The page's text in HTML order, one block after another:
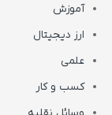
آموزش
ارز دیجیتال
علمی
کسب و کار